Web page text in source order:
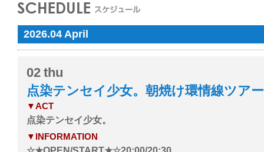
2026.04 April
02 thu
点染テンセイ少女。朝焼け環情線ツアー
▼ACT
点染テンセイ少女。
▼INFORMATION